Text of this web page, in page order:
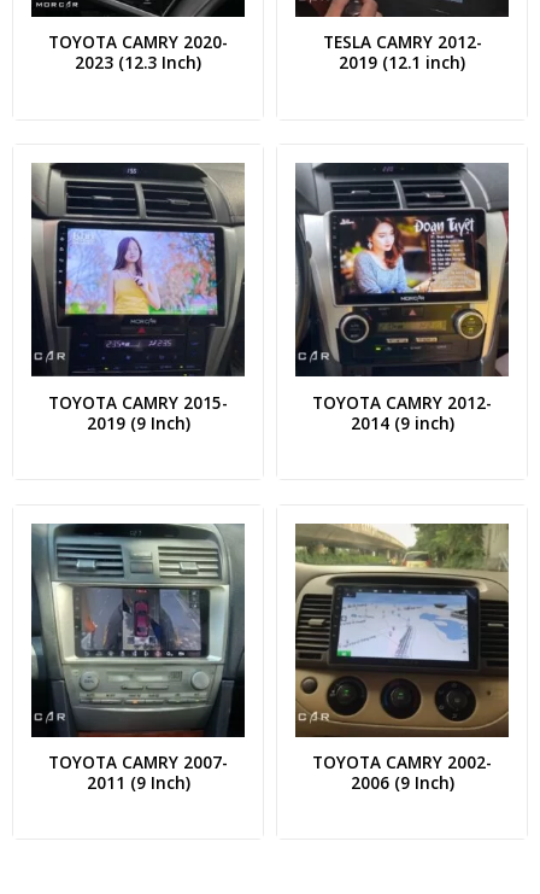
TOYOTA CAMRY 2020-
2023 (12.3 Inch)
TESLA CAMRY 2012-
2019 (12.1 inch)
TOYOTA CAMRY 2015-
2019 (9 Inch)
TOYOTA CAMRY 2012-
2014 (9 inch)
TOYOTA CAMRY 2007-
2011 (9 Inch)
TOYOTA CAMRY 2002-
2006 (9 Inch)